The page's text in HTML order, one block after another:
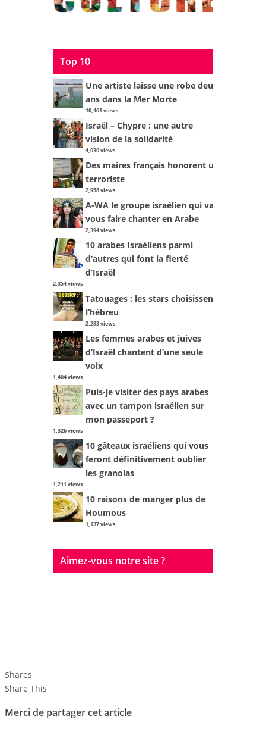
Top 10
Une artiste laisse une robe deux
ans dans la Mer Morte
10,461 views
Israël – Chypre : une autre
vision de la solidarité
4,030 views
Des maires français honorent un
terroriste
2,958 views
A-WA le groupe israélien qui va
vous faire chanter en Arabe
2,394 views
10 arabes Israéliens parmi
d’autres qui font la fierté
d’Israël
2,354 views
Tatouages : les stars choisissent
l’hébreu
2,283 views
Les femmes arabes et juives
d’Israël chantent d’une seule
voix
1,404 views
Puis-je visiter des pays arabes
avec un tampon israélien sur
mon passeport ?
1,326 views
10 gâteaux israéliens qui vous
feront définitivement oublier
les granolas
1,211 views
10 raisons de manger plus de
Houmous
1,137 views
Aimez-vous notre site ?
Shares
Share This
Merci de partager cet article